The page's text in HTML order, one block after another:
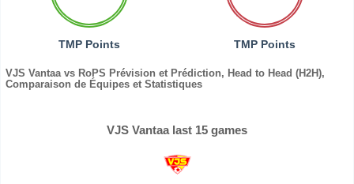
TMP Points TMP Points
VJS Vantaa vs RoPS Prévision et Prédiction, Head to Head (H2H),
Comparaison de Équipes et Statistiques
VJS Vantaa last 15 games